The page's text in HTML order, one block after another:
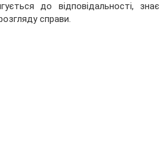
до відповідальності, знає
справи.